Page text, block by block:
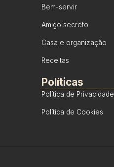
Bem-servir
Amigo secreto
Casa e organização
Receitas
Políticas
Política de Privacidade
Política de Cookies